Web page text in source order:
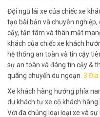
Đội ngũ lái xe của chiếc xe
tạo bài bản và chuyên
cậy, tận tâm và thân mật
khách của chiếc xe khách
hệ thống an toàn và tin cậy
sự an toàn và đáng tin cậy &
quãng chuyến du ngoạn. 3 Địa
Xe khách hàng hướng phía
du khách tự xe cộ khách
Với đa chủng loại loại xe và